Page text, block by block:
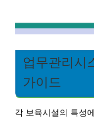
업무관리시
가이드
각 보육시설의 특성